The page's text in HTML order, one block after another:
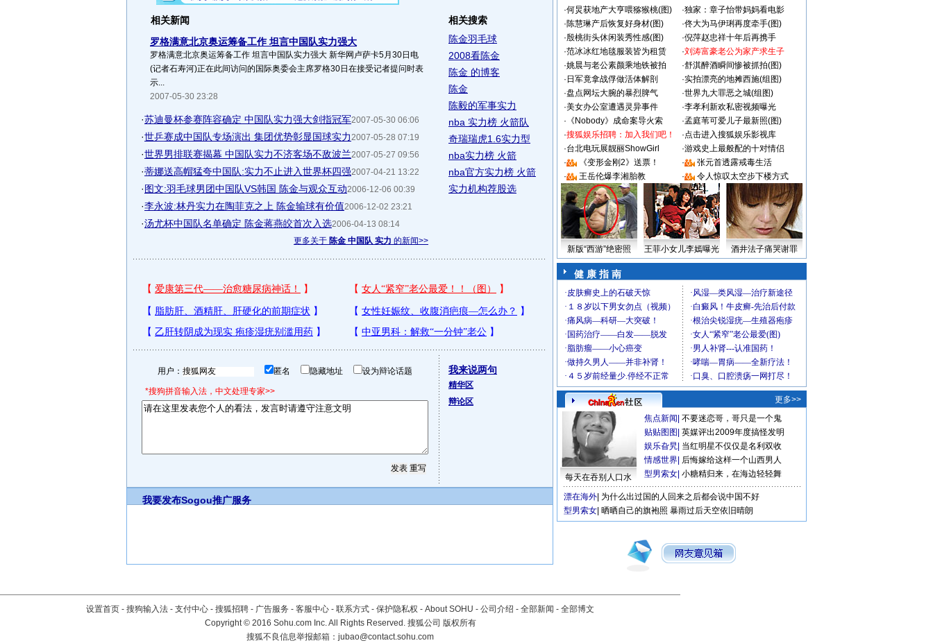
相关新闻
罗格满意北京奥运筹备工作 坦言中国队实力强大
罗格满意北京奥运筹备工作 坦言中国队实力强大 新华网卢萨卡5月30日电
(记者石寿河)正在此间访问的国际奥委会主席罗格30日在接受记者提问时表
示...
2007-05-30 23:28
·苏迪曼杯参赛阵容确定 中国队实力强大剑指冠军2007-05-30 06:06
·世乒赛成中国队专场演出 集团优势彰显国球实力2007-05-28 07:19
·世界男排联赛揭幕 中国队实力不济客场不敌波兰2007-05-27 09:56
·蒂娜送高帽猛夸中国队:实力不止进入世界杯四强2007-04-21 13:22
·图文:羽毛球男团中国队VS韩国 陈金与观众互动2006-12-06 00:39
·李永波:林丹实力在陶菲克之上 陈金输球有价值2006-12-02 23:21
·汤尤杯中国队名单确定 陈金蒋燕皎首次入选2006-04-13 08:14
更多关于 陈金 中国队 实力 的新闻>>
相关搜索
陈金羽毛球
2008看陈金
陈金 的博客
陈金
陈毅的军事实力
nba 实力榜 火箭队
奇瑞瑞虎1.6实力型
nba实力榜 火箭
nba官方实力榜 火箭
实力机构荐股选
用户： 匿名 隐藏地址 设为辩论话题
*搜狗拼音输入法，中文处理专家>>
我来说两句
精华区
辩论区
我要发布Sogou推广服务
·何炅获地产大亨喂猕猴桃(图) ·独家：章子怡带妈妈看电影
·陈慧琳产后恢复好身材(图) ·佟大为马伊琍再度牵手(图)
·殷桃街头休闲装秀性感(图) ·倪萍赵忠祥十年后再携手
·范冰冰红地毯服装皆为租赁 ·刘涛富豪老公为家产求生子
·姚晨与老公素颜乘地铁被拍 ·舒淇醉酒瞬间惨被抓拍(图)
· 日军竟拿战俘做活体解剖 ·实拍漂亮的地摊西施(组图)
·盘点网坛大腕的暴烈脾气 ·世界九大罪恶之城(组图)
·美女办公室遭遇灵异事件 ·李孝利新欢私密视频曝光
· 《Nobody》成命案导火索 ·孟庭苇可爱儿子最新照(图)
·搜狐娱乐招聘：加入我们吧！ ·点击进入搜狐娱乐影视库
·台北电玩展靓丽ShowGirl ·游戏史上最般配的十对情侣
·
《变形金刚2》送票！ ·
张元首透露戒毒生活
·
王岳伦爆李湘胎教 · 令人惊叹太空步下楼方式
新版“西游”绝密照 王菲小女儿李嫣曝光 酒井法子痛哭谢罪
健 康 指 南
更多>>
每天在吞别人口水
焦点新闻 不要迷恋哥，哥只是一个鬼
贴贴图图 英媒评出2009年度搞怪发明
娱乐旮旯 当红明星不仅仅是名利双收
情感世界 后悔嫁给这样一个山西男人
型男索女 小糖精归来，在海边轻轻舞
漂在海外 为什么出过国的人回来之后都会说中国不好
型男索女 晒晒自己的旗袍照 暴雨过后天空依旧晴朗
设置首页 - 搜狗输入法 - 支付中心 - 搜狐招聘 - 广告服务 - 客服中心 - 联系方式 - 保护隐私权 - About SOHU - 公司介绍 - 全部新闻 - 全部博文
Copyright©2016 Sohu.com Inc. All Rights Reserved. 搜狐公司 版权所有
搜狐不良信息举报邮箱： jubao@contact.sohu.com